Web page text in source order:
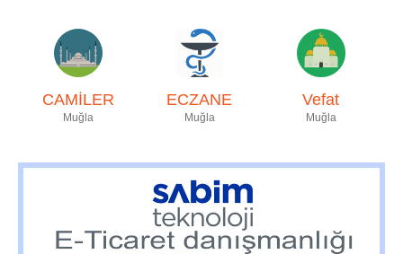
CAMİLER
Muğla
ECZANE
Muğla
Vefat
Muğla